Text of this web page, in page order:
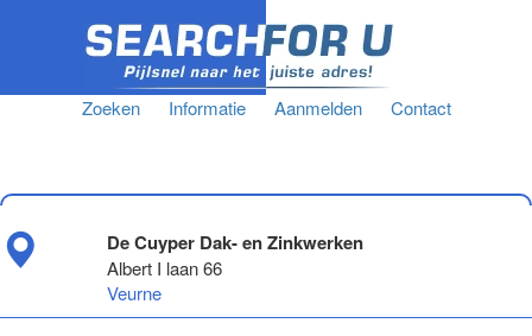
Zoeken Informatie Aanmelden Contact
De Cuyper Dak- en Zinkwerken
Albert I laan 66
Veurne